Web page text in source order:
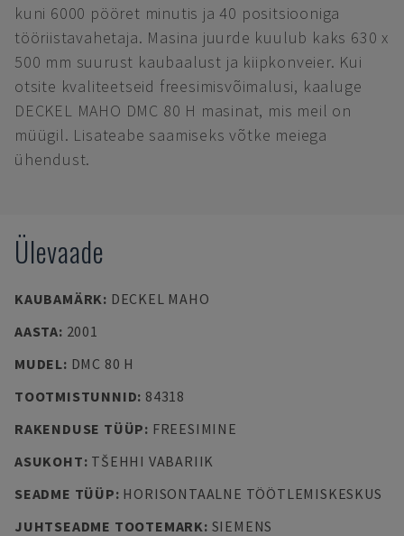
kuni 6000 pööret minutis ja 40 positsiooniga
tööriistavahetaja. Masina juurde kuulub kaks 630 x
500 mm suurust kaubaalust ja kiipkonveier. Kui
otsite kvaliteetseid freesimisvõimalusi, kaaluge
DECKEL MAHO DMC 80 H masinat, mis meil on
müügil. Lisateabe saamiseks võtke meiega
ühendust.
Ülevaade
KAUBAMÄRK: DECKEL MAHO
AASTA: 2001
MUDEL: DMC 80 H
TOOTMISTUNNID: 84318
RAKENDUSE TÜÜP: FREESIMINE
ASUKOHT: TŠEHHI VABARIIK
SEADME TÜÜP: HORISONTAALNE TÖÖTLEMISKESKUS
JUHTSEADME TOOTEMARK: SIEMENS